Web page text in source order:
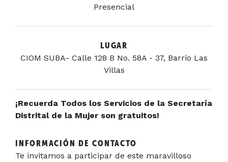
Presencial
LUGAR
CIOM SUBA- Calle 128 B No. 58A - 37, Barrio Las
Villas
¡Recuerda Todos los Servicios de la Secretaría
Distrital de la Mujer son gratuitos!
INFORMACIÓN DE CONTACTO
Te invitamos a participar de este maravilloso